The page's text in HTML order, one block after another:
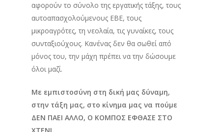
αφορούν το σύνολο της εργατικής τάξης, τους
αυτοαπασχολούμενους ΕΒΕ, τους
μικροαγρότες, τη νεολαία, τις γυναίκες, τους
συνταξιούχους. Κανένας δεν θα σωθεί από
μόνος του, την μάχη πρέπει να την δώσουμε
όλοι μαζί.
Με εμπιστοσύνη στη δική μας δύναμη,
στην τάξη μας, στο κίνημα μας να πούμε
ΔΕΝ ΠΑΕΙ ΑΛΛΟ, Ο ΚΟΜΠΟΣ ΕΦΘΑΣΕ ΣΤΟ